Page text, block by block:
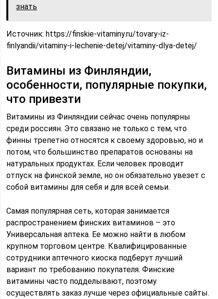
знать
Источник:https://finskie-vitaminy.ru/tovary-iz-
finlyandii/vitaminy-i-lechenie-detej/vitaminy-dlya-detej/
Витамины из Финляндии,
особенности, популярные покупки,
что привезти
Витамины из Финляндии сейчас очень популярны
среди россиян. Это связано не только с тем, что
финны трепетно относятся к своему здоровью, но и
потом, что большинство препаратов основаны на
натуральных продуктах. Если человек проводит
отпуск на финской земле, но он обязательно увезет с
собой витамины для себя и для всей семьи.
Самая популярная сеть, которая занимается
распространением финских витаминов – это
Универсальная аптека. Ее можно найти в любом
крупном торговом центре. Квалифицированные
сотрудники аптечного киоска подберут лучший
вариант по требованию покупателя. Финские
витамины часто подделывают, поэтому
осуществлять заказ лучше через официальные сайты.